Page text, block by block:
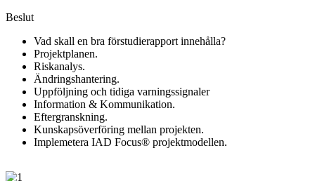
Beslut
Vad skall en bra förstudierapport innehålla?
Projektplanen.
Riskanalys.
Ändringshantering.
Uppföljning och tidiga varningssignaler
Information & Kommunikation.
Eftergranskning.
Kunskapsöverföring mellan projekten.
Implemetera IAD Focus® projektmodellen.